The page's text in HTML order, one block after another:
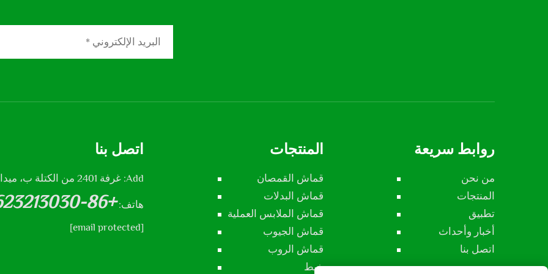
روابط سريعة
من نحن
المنتجات
تطبيق
أخبار وأحداث
اتصل بنا
المنتجات
قماش القمصان
قماش البدلات
قماش الملابس العملية
قماش الجيوب
قماش الروب
خيط
اتصل بنا
Add: غرفة 2401 من الكتلة ب، ميدان شنجشي، مدينة شيجيازوهانغ، مقاطعة هيبي، الصين
هاتف: +86-13623213030
[email protected]